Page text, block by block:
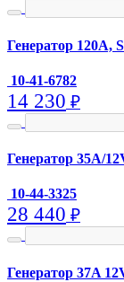
Генератор
10-41-6782
14 230 ₽
Генератор 35A/
10-44-3325
28 440 ₽
Генератор 37A